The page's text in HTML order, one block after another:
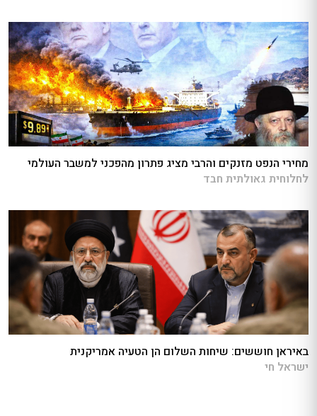
מחירי הנפט מזנקים והרבי מציג פתרון מהפכני למשבר העולמי
לחלוחית גאולתית חבד
באיראן חוששים: שיחות השלום הן הטעיה אמריקנית
ישראל חי